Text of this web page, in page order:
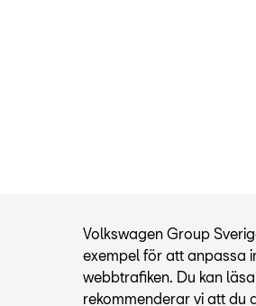
Volkswagen Group
exempel för att anpassa
webbtrafiken. Du kan
rekommenderar vi att du